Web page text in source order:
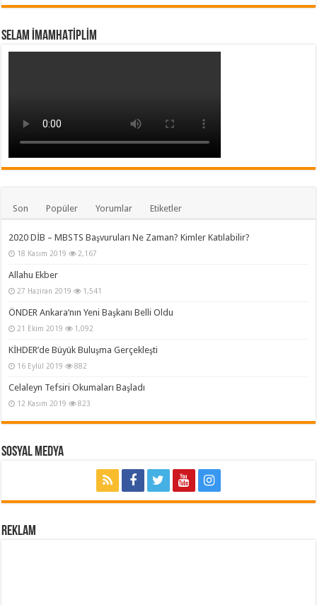
SELAM İMAMHATİPLİM
Son Popüler Yorumlar Etiketler
2020 DİB – MBSTS Başvuruları Ne Zaman? Kimler Katılabilir?
18 Kasım 2019 2,167
Allahu Ekber
27 Haziran 2019 1,541
ÖNDER Ankara’nın Yeni Başkanı Belli Oldu
21 Ekim 2019 1,092
KİHDER’de Büyük Buluşma Gerçekleşti
16 Eylül 2019 882
Celaleyn Tefsiri Okumaları Başladı
12 Kasım 2019 823
Sosyal Medya
REKLAM